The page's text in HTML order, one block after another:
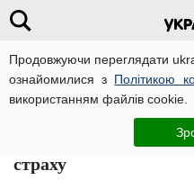
Продовжуючи переглядати
ознайомилися з Політикою
використанням файлів cookie.
Новини
Тероризує з 1992
розміром з грізлі
страху